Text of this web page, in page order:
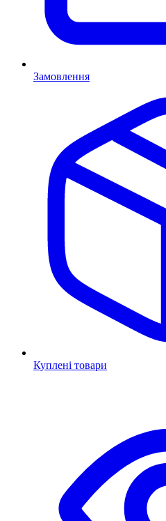
Замовлення
Куплені товари